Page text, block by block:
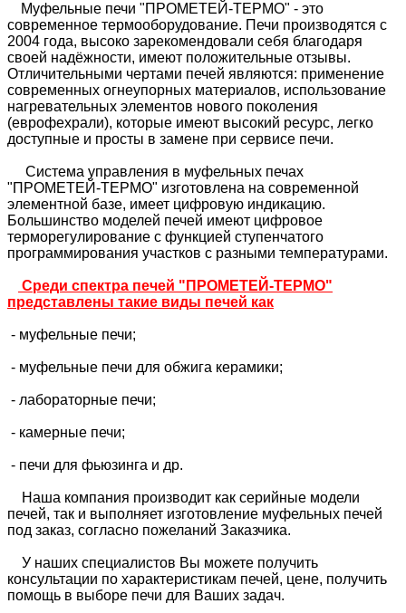
Муфельные печи "ПРОМЕТЕЙ-ТЕРМО" - это
современное термооборудование. Печи производятся с
2004 года, высоко зарекомендовали себя благодаря
своей надёжности, имеют положительные отзывы.
Отличительными чертами печей являются: применение
современных огнеупорных материалов, использование
нагревательных элементов нового поколения
(еврофехрали), которые имеют высокий ресурс, легко
доступные и просты в замене при сервисе печи.
Система управления в муфельных печах
"ПРОМЕТЕЙ-ТЕРМО" изготовлена на современной
элементной базе, имеет цифровую индикацию.
Большинство моделей печей имеют цифровое
терморегулирование с функцией ступенчатого
программирования участков с разными температурами.
Среди спектра печей "ПРОМЕТЕЙ-ТЕРМО"
представлены такие виды печей как
- муфельные печи;
- муфельные печи для обжига керамики;
- лабораторные печи;
- камерные печи;
- печи для фьюзинга и др.
Наша компания производит как серийные модели
печей, так и выполняет изготовление муфельных печей
под заказ, согласно пожеланий Заказчика.
У наших специалистов Вы можете получить
консультации по характеристикам печей, цене, получить
помощь в выборе печи для Ваших задач.